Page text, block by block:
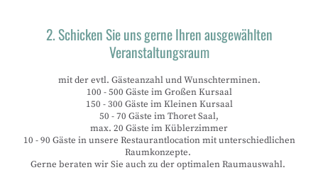
2. Schicken Sie uns gerne Ihren ausgewählten
Veranstaltungsraum
mit der evtl. Gästeanzahl und Wunschterminen.
100 - 500 Gäste im Großen Kursaal
150 - 300 Gäste im Kleinen Kursaal
50 - 70 Gäste im Thoret Saal,
max. 20 Gäste im Küblerzimmer
10 - 90 Gäste in unsere Restaurantlocation mit unterschiedlichen
Raumkonzepte.
Gerne beraten wir Sie auch zu der optimalen Raumauswahl.